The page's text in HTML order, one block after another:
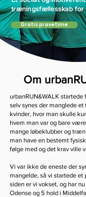
træningsfællesskab for
Gratis prøvetime
Om
urbanRUN&WALK startede
selv synes der manglede
kvinder, hvor man skulle
hvem man var og bare
mange løbeklubber og
man have en bestemt
følge med og det krav ville
Vi var ikke de eneste der
mangelde, så vi startede et
siden er vi vokset, og har nu
Odense og 5 hold i